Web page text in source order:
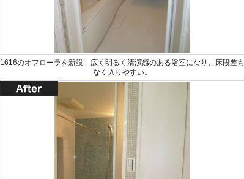
1616のオフローラを新設 広く明るく清潔感のある浴室になり、床段差も
なく入りやすい。